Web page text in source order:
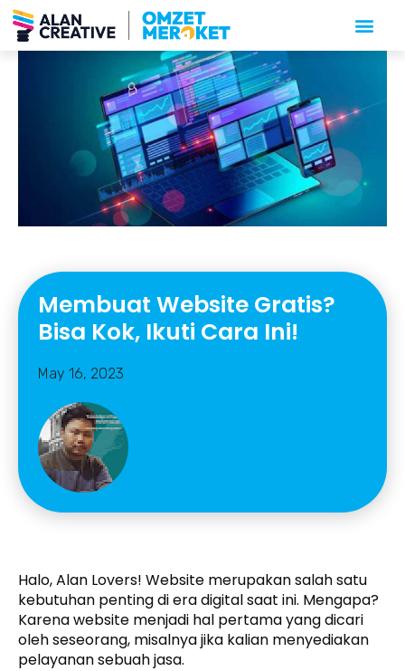
Membuat Website Gratis?
Bisa Kok, Ikuti Cara Ini!
May 16, 2023
Halo, Alan Lovers! Website merupakan salah satu
kebutuhan penting di era digital saat ini. Mengapa?
Karena website menjadi hal pertama yang dicari
oleh seseorang, misalnya jika kalian menyediakan
pelayanan sebuah jasa.